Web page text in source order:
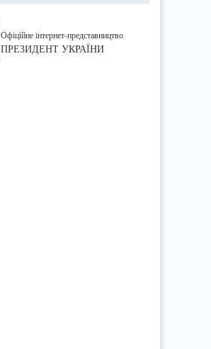
Офіційне інтернет-представництво
ПРЕЗИДЕНТ УКРАЇНИ